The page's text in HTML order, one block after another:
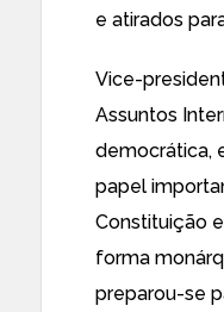
e atirados
Vice-
Assuntos
democrática,
papel
Constituição
forma
preparou-se